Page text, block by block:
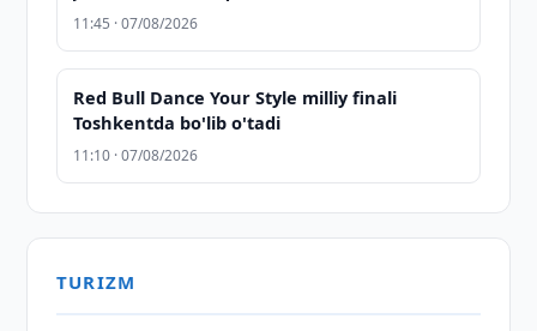
11:45 · 07/08/2026
Red Bull Dance Your Style milliy finali
Toshkentda bo'lib o'tadi
11:10 · 07/08/2026
TURIZM